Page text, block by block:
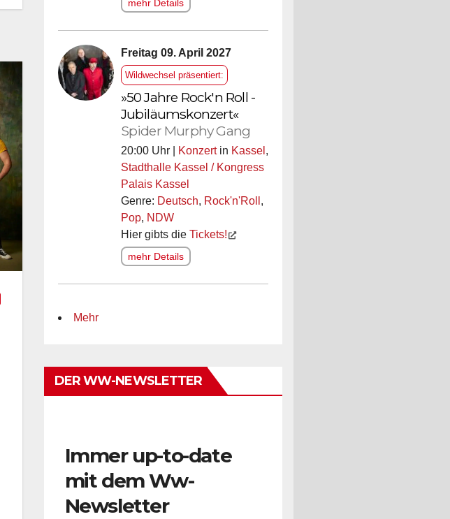
mehr Details
Freitag 09. April 2027
Wildwechsel präsentiert:
»50 Jahre Rock'n Roll -
Jubiläumskonzert«
Spider Murphy Gang
20:00 Uhr | Konzertin Kassel ,
Stadthalle Kassel / Kongress
Palais Kassel
Genre: Deutsch, Rock'n'Roll ,
Pop, NDW
Hier gibts die Tickets!
mehr Details
Mehr
DER WW-NEWSLETTER
Immer up-to-date
mit dem Ww-
Newsletter